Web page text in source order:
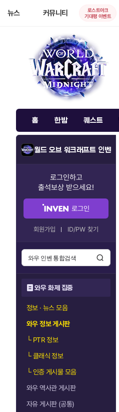
뉴스 커뮤니티
로스트아크
기대평 이벤트
홈 한밤 퀘스트
월드 오브 워크래프트 인벤
로그인하고
출석보상 받으세요!
로그인
회원가입 ID/PW 찾기
와우 화제 집중
정보 · 뉴스 모음
와우 정보 게시판
└PTR 정보
└클래식 정보
└인증 게시물 모음
와우 역사관 게시판
자유 게시판 (공통)